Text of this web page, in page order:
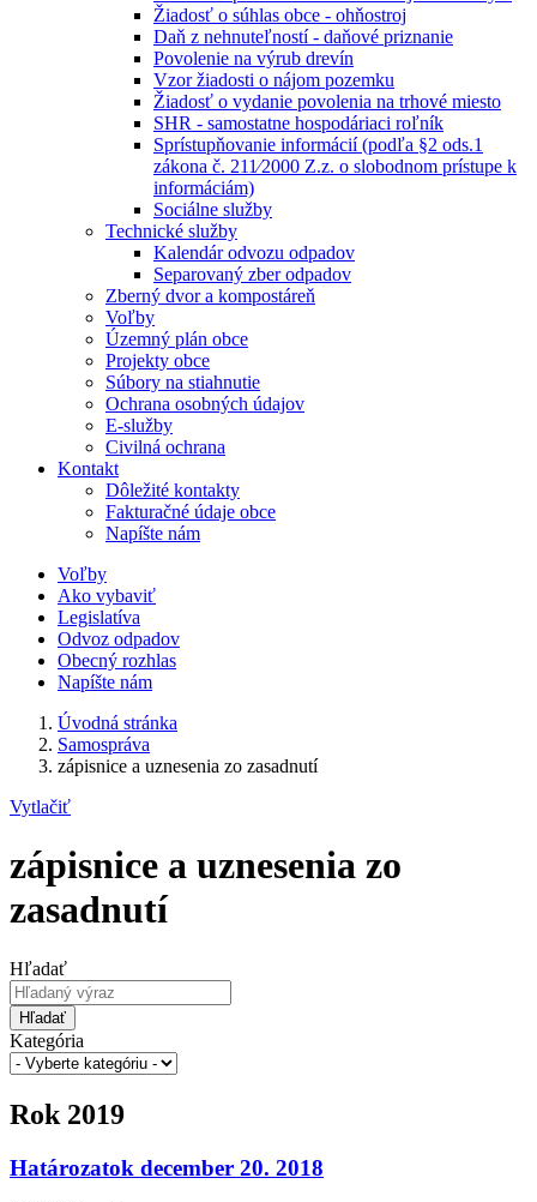
Žiadosť o súhlas obce - ohňostroj
Daň z nehnuteľností - daňové priznanie
Povolenie na výrub drevín
Vzor žiadosti o nájom pozemku
Žiadosť o vydanie povolenia na trhové miesto
SHR - samostatne hospodáriaci roľník
Sprístupňovanie informácií (podľa §2 ods.1
zákona č. 211⁄2000 Z.z. o slobodnom prístupe k
informáciám)
Sociálne služby
Technické služby
Kalendár odvozu odpadov
Separovaný zber odpadov
Zberný dvor a kompostáreň
Voľby
Územný plán obce
Projekty obce
Súbory na stiahnutie
Ochrana osobných údajov
E-služby
Civilná ochrana
Kontakt
Dôležité kontakty
Fakturačné údaje obce
Napíšte nám
Voľby
Ako vybaviť
Legislatíva
Odvoz odpadov
Obecný rozhlas
Napíšte nám
Úvodná stránka
Samospráva
zápisnice a uznesenia zo zasadnutí
Vytlačiť
zápisnice a uznesenia zo
zasadnutí
Hľadať
Hľadať
Kategória
Rok 2019
Határozatok december 20. 2018